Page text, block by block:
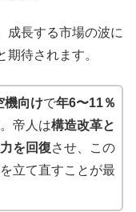
長する市場の波に
待されます。
機向けで年6〜11％
帝人は構造改革と
を回復させ、この
立て直すことが最